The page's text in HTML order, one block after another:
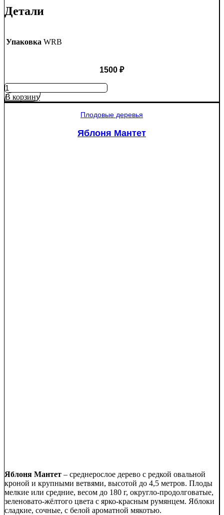
Детали
Упаковка WRB
1500 ₽
Количество
товара
Ель
В корзину
Плодовые деревья
Яблоня Мантет
Яблоня Мантет – среднерослое дерево с редкой овальной
кроной и крупными ветвями, высотой до 4,5 метров. Плоды
мелкие или средние, весом до 180 г, округло-продолговатые,
зеленовато-жёлтого цвета с ярко-красным румянцем. Яблоки
сладкие, сочные, с белой ароматной мякотью.